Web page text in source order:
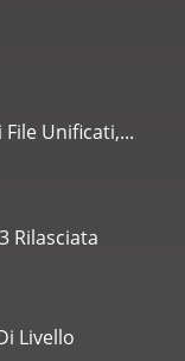
Unificati,...
Rilasciata
Livello